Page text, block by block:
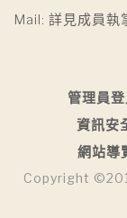
Mail: 詳見成員
管理員登
資訊
網站
Copyright